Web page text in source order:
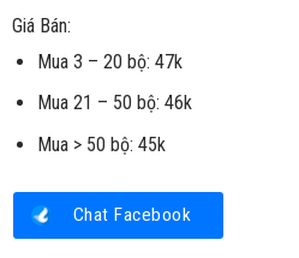
Giá Bán:
Mua 3 – 20 bộ: 47k
Mua 21 – 50 bộ: 46k
Mua > 50 bộ: 45k
Chat Facebook